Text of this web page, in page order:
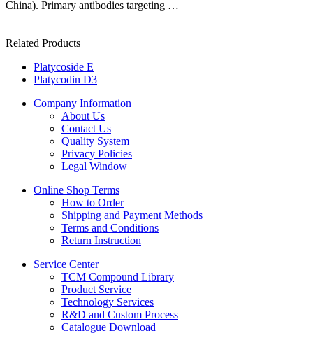
China). Primary antibodies targeting …
Related Products
Platycoside E
Platycodin D3
Company Information
About Us
Contact Us
Quality System
Privacy Policies
Legal Window
Online Shop Terms
How to Order
Shipping and Payment Methods
Terms and Conditions
Return Instruction
Service Center
TCM Compound Library
Product Service
Technology Services
R&D and Custom Process
Catalogue Download